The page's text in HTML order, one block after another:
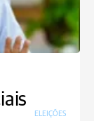
ELEIÇÕES